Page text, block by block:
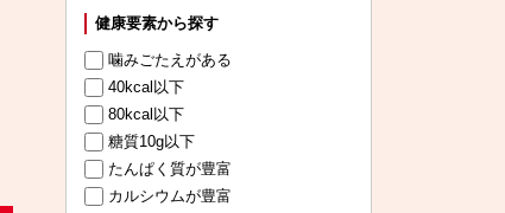
健康要素から探す
噛みごたえがある
40kcal以下
80kcal以下
糖質10g以下
たんぱく質が豊富
カルシウムが豊富